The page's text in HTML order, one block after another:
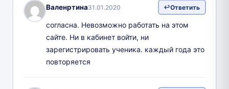
Валенртина31.01.2020 Ответить
согласна. Невозможно работать на этом
сайте. Ни в кабинет войти, ни
зарегистрировать ученика. каждый года это
повторяется